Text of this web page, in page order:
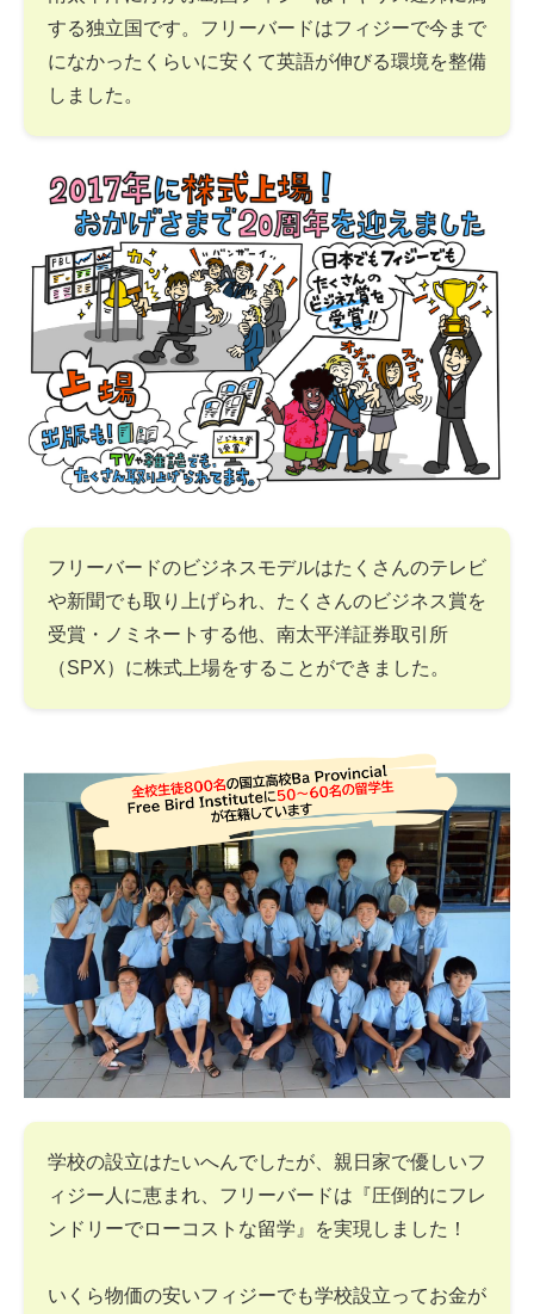
する独立国です。フリーバードはフィジーで今まで
になかったくらいに安くて英語が伸びる環境を整備
しました。
フリーバードのビジネスモデルはたくさんのテレビ
や新聞でも取り上げられ、たくさんのビジネス賞を
受賞・ノミネートする他、南太平洋証券取引所
（SPX）に株式上場をすることができました。
学校の設立はたいへんでしたが、親日家で優しいフ
ィジー人に恵まれ、フリーバードは『圧倒的にフレ
ンドリーでローコストな留学』を実現しました！
いくら物価の安いフィジーでも学校設立ってお金が